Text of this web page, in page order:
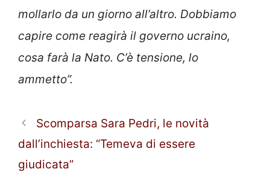
mollarlo da un giorno all’altro. Dobbiamo
capire come reagirà il governo ucraino,
cosa farà la Nato. C’è tensione, lo
ammetto”.
Scomparsa Sara Pedri, le novità
dall’inchiesta: “Temeva di essere
giudicata”